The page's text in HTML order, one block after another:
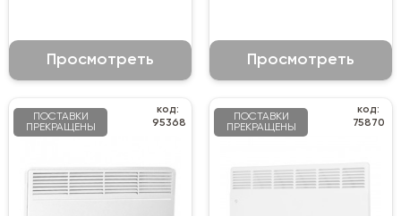
Просмотреть Просмотреть
ПОСТАВКИ
ПРЕКРАЩЕНЫ
код:
95368
ПОСТАВКИ
ПРЕКРАЩЕНЫ
код:
75870